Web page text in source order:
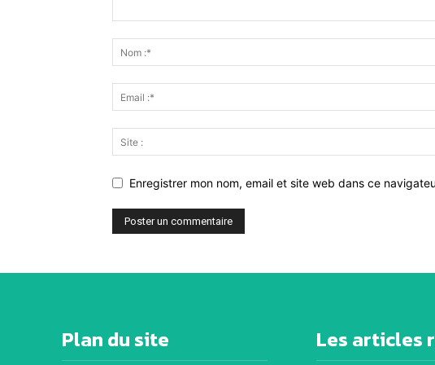
Enregistrer mon nom, email et site web dans ce
Plan du site Les articles